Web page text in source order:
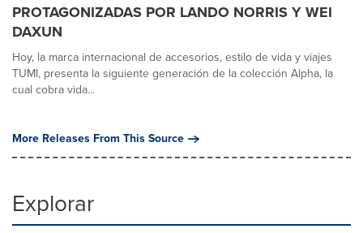
PROTAGONIZADAS POR LANDO NORRIS Y WEI
DAXUN
Hoy, la marca internacional de accesorios, estilo de vida y viajes
TUMI, presenta la siguiente generación de la colección Alpha, la
cual cobra vida...
More Releases From This Source
Explorar